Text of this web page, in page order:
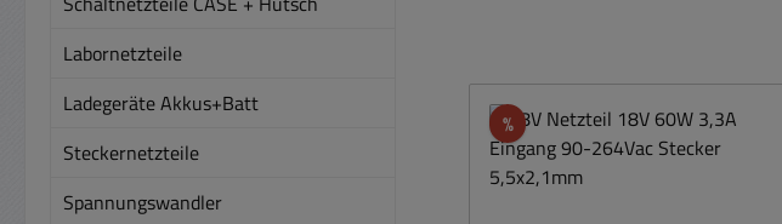
Labornetzteile
Ladegeräte Akkus+Batt
Steckernetzteile
Spannungswandler
%Rabatt